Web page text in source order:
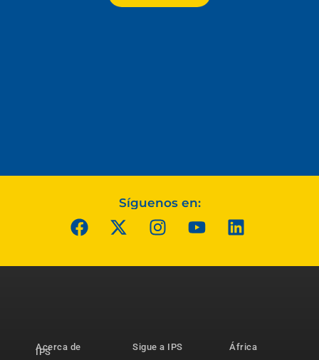
Síguenos en:
Acerca de
IPS
Sigue a IPS
África